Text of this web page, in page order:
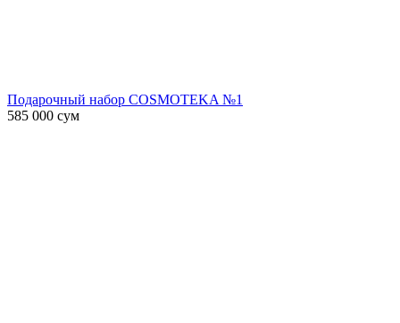
Подарочный набор COSMOTEKA №1
585 000 сум